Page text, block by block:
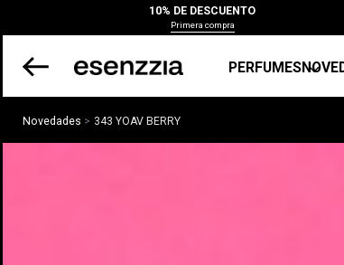
10% DE DESCUENTO
Primera compra
PERFUMES
Novedades 343 YOAV BERRY